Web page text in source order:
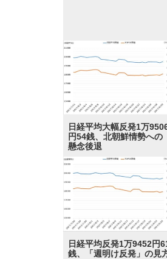
日経平均大幅反発1万
円54銭、北朝鮮情勢への
懸念後退
日経平均反発1万9452円
銭、「週明け反発」の見